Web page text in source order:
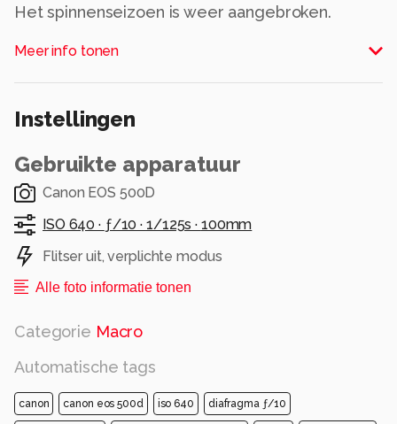
Alle rechten voorbehouden
Meer info tonen
Instellingen
Gebruikte apparatuur
Canon EOS 500D
ISO 640 · ƒ/10 · 1/125s · 100mm
Flitser uit, verplichte modus
Alle foto informatie tonen
Categorie Macro
Automatische tags
canon canon eos 500d iso 640 diafragma ƒ/10